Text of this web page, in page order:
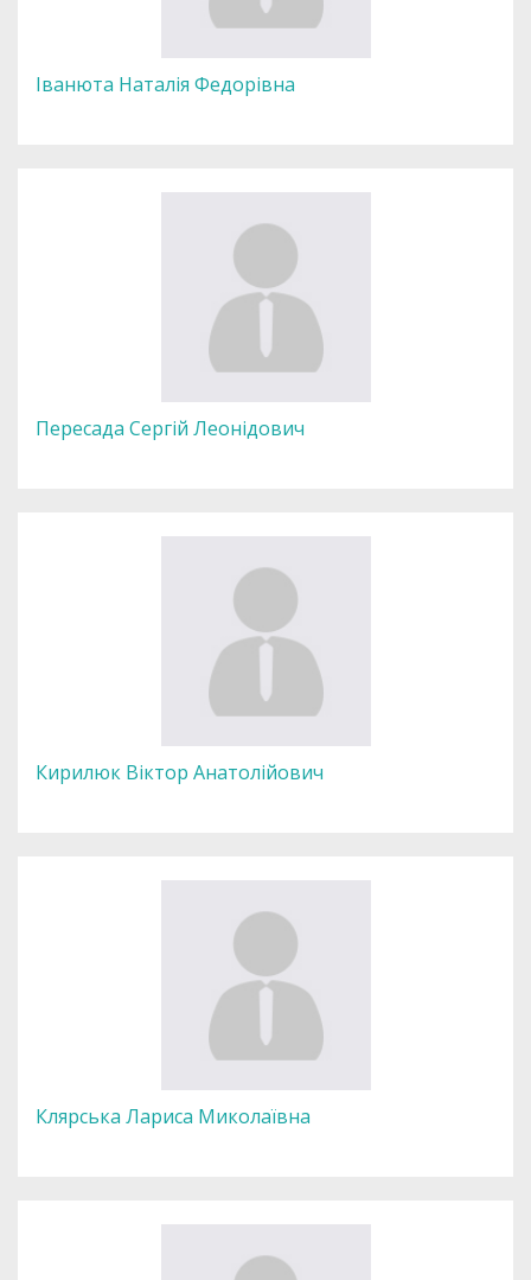
Іванюта Наталія Федорівна
Пересада Сергій Леонідович
Кирилюк Віктор Анатолійович
Клярська Лариса Миколаївна